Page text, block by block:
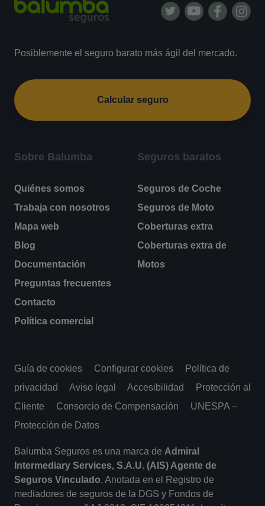
Posiblemente el seguro barato más ágil del mercado.
Calcular seguro
Sobre Balumba
Quiénes somos
Trabaja con nosotros
Mapa web
Blog
Documentación
Preguntas frecuentes
Contacto
Política comercial
Seguros baratos
Seguros de Coche
Seguros de Moto
Coberturas extra
Coberturas extra de
Motos
Guía de cookies Configurar cookies
Política de
privacidad
Aviso legal Accesibilidad
Protección al
Cliente
Consorcio de Compensación
UNESPA –
Protección de Datos
Balumba Seguros es una marca de Admiral
Intermediary Services, S.A.U. (AIS) Agente de
Seguros Vinculado, Anotada en el Registro de
mediadores de seguros de la DGS y Fondos de